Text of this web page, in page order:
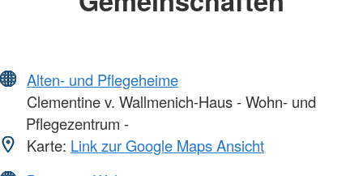
Alten- und Pflegeheime
Clementine v. Wallmenich-Haus - Wohn- und
Pflegezentrum -
Karte: Link zur Google Maps Ansicht